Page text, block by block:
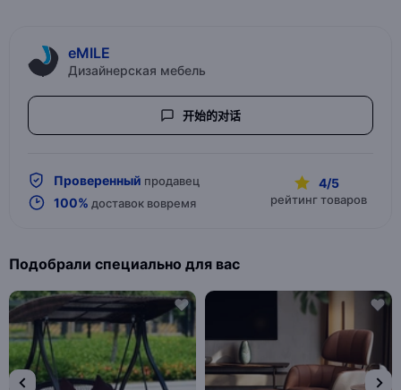
eMILE
Дизайнерская мебель
开始的对话
Проверенный продавец
100% доставок вовремя
4/5
рейтинг товаров
Подобрали специально для вас